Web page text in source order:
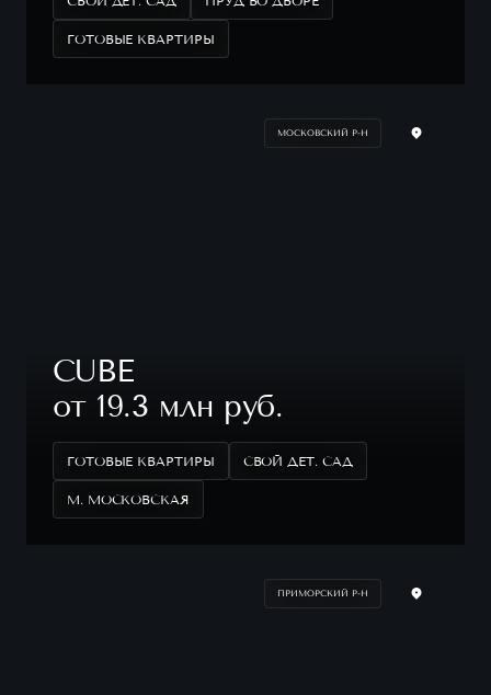
ГОТОВЫЕ КВАРТИРЫ
МОСКОВСКИЙ Р-Н
CUBE
от 19.3 млн руб.
ГОТОВЫЕ КВАРТИРЫ СВОЙ ДЕТ. САД
М. МОСКОВСКАЯ
ПРИМОРСКИЙ Р-Н